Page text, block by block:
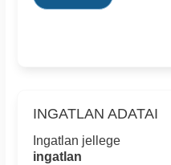
INGATLAN ADATAI
Ingatlan jellege
ingatlan